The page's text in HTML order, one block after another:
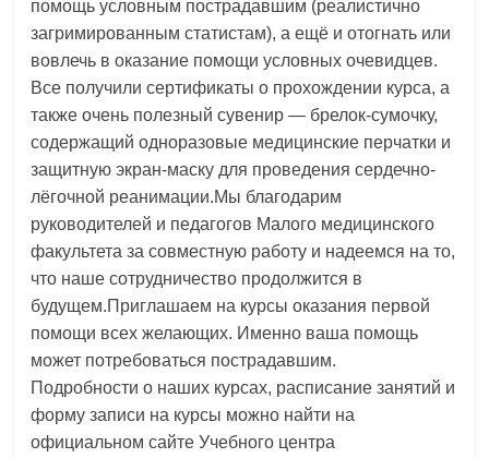
помощь условным пострадавшим (реалистично
загримированным статистам), а ещё и отогнать или
вовлечь в оказание помощи условных очевидцев.
Все получили сертификаты о прохождении курса, а
также очень полезный сувенир — брелок-сумочку,
содержащий одноразовые медицинские перчатки и
защитную экран-маску для проведения сердечно-
лёгочной реанимации.Мы благодарим
руководителей и педагогов Малого медицинского
факультета за совместную работу и надеемся на то,
что наше сотрудничество продолжится в
будущем.Приглашаем на курсы оказания первой
помощи всех желающих. Именно ваша помощь
может потребоваться пострадавшим.
Подробности о наших курсах, расписание занятий и
форму записи на курсы можно найти на
официальном сайте Учебного центра